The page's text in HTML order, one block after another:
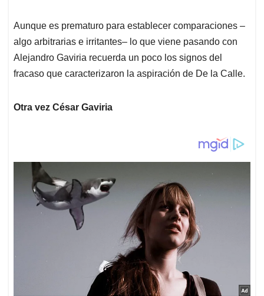
Aunque es prematuro para establecer comparaciones –
algo arbitrarias e irritantes– lo que viene pasando con
Alejandro Gaviria recuerda un poco los signos del
fracaso que caracterizaron la aspiración de De la Calle.
Otra vez César Gaviria